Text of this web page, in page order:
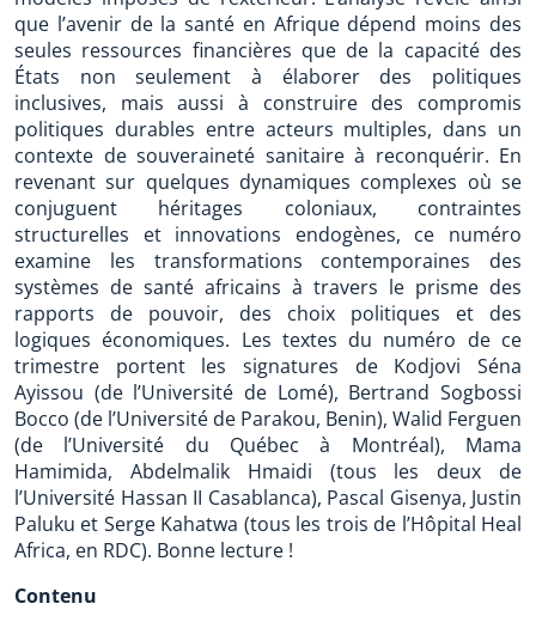
que l’avenir de la santé en Afrique dépend moins des
seules ressources financières que de la capacité des
États non seulement à élaborer des politiques
inclusives, mais aussi à construire des compromis
politiques durables entre acteurs multiples, dans un
contexte de souveraineté sanitaire à reconquérir. En
revenant sur quelques dynamiques complexes où se
conjuguent héritages coloniaux, contraintes
structurelles et innovations endogènes, ce numéro
examine les transformations contemporaines des
systèmes de santé africains à travers le prisme des
rapports de pouvoir, des choix politiques et des
logiques économiques. Les textes du numéro de ce
trimestre portent les signatures de Kodjovi Séna
Ayissou (de l’Université de Lomé), Bertrand Sogbossi
Bocco (de l’Université de Parakou, Benin), Walid Ferguen
(de l’Université du Québec à Montréal), Mama
Hamimida, Abdelmalik Hmaidi (tous les deux de
l’Université Hassan II Casablanca), Pascal Gisenya, Justin
Paluku et Serge Kahatwa (tous les trois de l’Hôpital Heal
Africa, en RDC). Bonne lecture !
Contenu